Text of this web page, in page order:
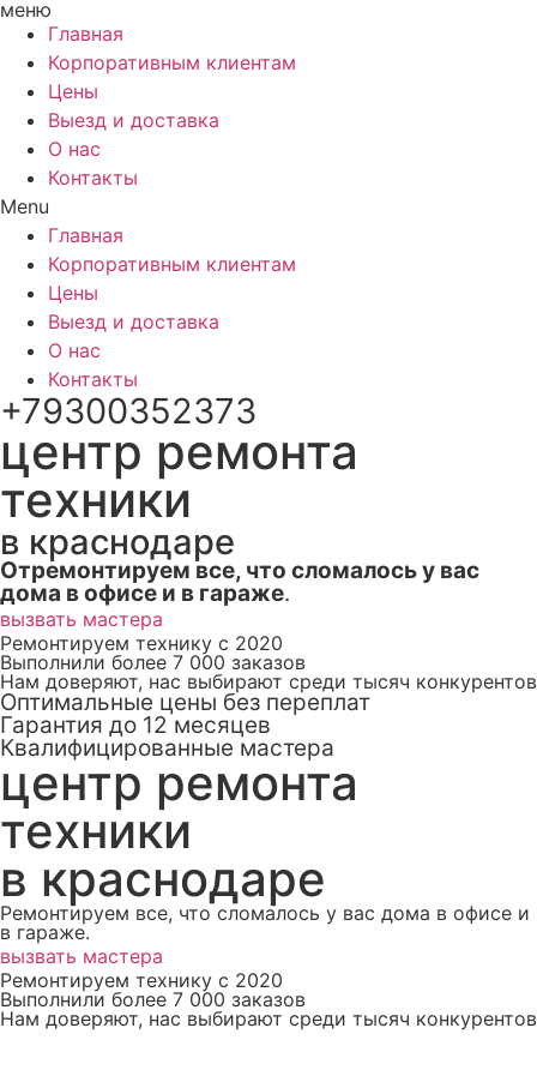
Перейти
содержимому
меню
Главная
Корпоративным клиентам
Цены
Выезд и доставка
О нас
Контакты
Menu
Главная
Корпоративным клиентам
Цены
Выезд и доставка
О нас
Контакты
+79300352373
центр ремонта
техники
в краснодаре
Отремонтируем все, что сломалось у вас
дома в офисе и в гараже.
вызвать мастера
Ремонтируем технику с 2020
Выполнили более 7 000 заказов
Нам доверяют, нас выбирают среди тысяч конкурентов
Оптимальные цены без переплат
Гарантия до 12 месяцев
Квалифицированные мастера
центр ремонта
техники
в краснодаре
Ремонтируем все, что сломалось у вас дома в офисе и
в гараже.
вызвать мастера
Ремонтируем технику с 2020
Выполнили более 7 000 заказов
Нам доверяют, нас выбирают среди тысяч конкурентов